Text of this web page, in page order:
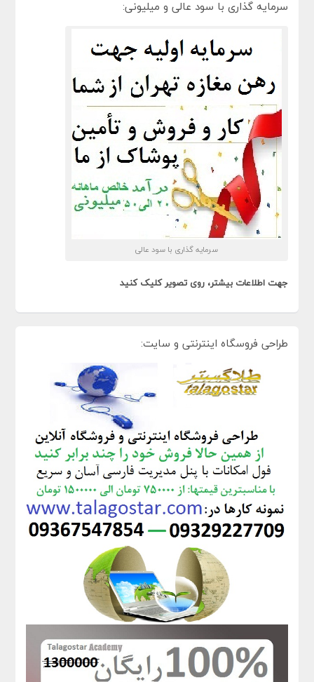
سرمایه گذاری با سود عالی و میلیونی:
سرمایه گذاری با سود عالی
جهت اطلاعات بیشتر، روی تصویر کلیک کنید
طراحی فروسگاه اینترنتی و سایت: